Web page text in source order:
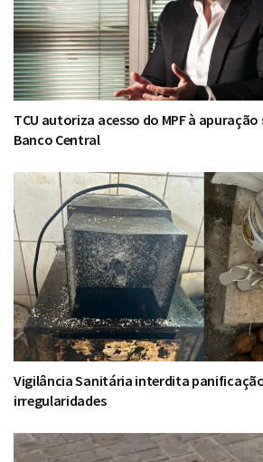
TCU autoriza acesso do MPF à
Banco Central
Vigilância Sanitária interdita
irregularidades